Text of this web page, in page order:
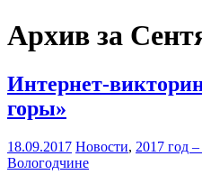
Архив за
Интернет-
горы»
18.09.2017 Новости, 2017 год
Вологодчине